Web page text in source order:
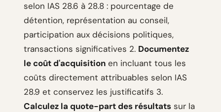
selon IAS 28.6 à 28.8 : pourcentage de
détention, représentation au conseil,
participation aux décisions politiques,
transactions significatives 2. Documentez
le coût d'acquisition en incluant tous les
coûts directement attribuables selon IAS
28.9 et conservez les justificatifs 3.
Calculez la quote-part des résultats sur la